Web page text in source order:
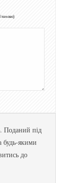
Поданий під
будь-якими
до